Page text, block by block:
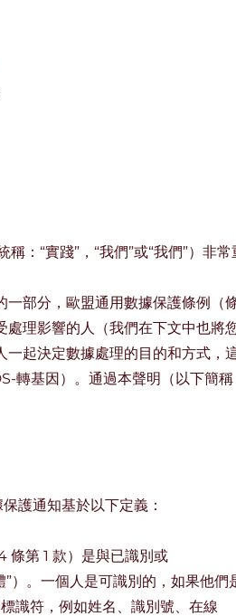
：“實踐”，“我們”或“我們”）非
一部分，歐盟通用數據保護條例
理影響的人（我們在下文中也將您
一起決定數據處理的目的和方式
轉基因）。通過本聲明（以下簡
護通知基於以下定義：
條第 1 款）是與已識別或
）。一個人是可識別的，如果他們
識符，例如姓名、識別號、在線